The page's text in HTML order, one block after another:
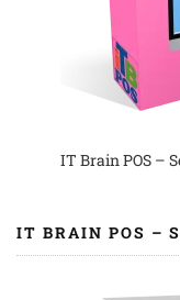
IT Brain POS –
IT BRAIN POS –